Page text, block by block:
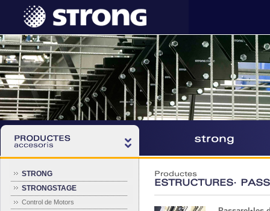
STRONG
STRONGSTAGE
Control de Motors
Productes
ESTRUCTURES·